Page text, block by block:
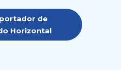
de
Horizontal